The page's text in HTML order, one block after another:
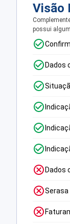
Visão
possui
Dados
Dados
Serasa